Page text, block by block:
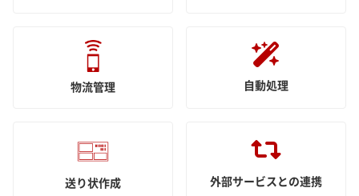
物流管理 自動処理
送り状作成 外部サービスとの連携